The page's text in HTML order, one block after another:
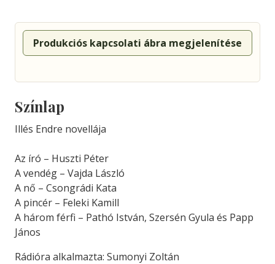
Produkciós kapcsolati ábra megjelenítése
Színlap
Illés Endre novellája
Az író – Huszti Péter
A vendég – Vajda László
A nő – Csongrádi Kata
A pincér – Feleki Kamill
A három férfi – Pathó István, Szersén Gyula és Papp
János
Rádióra alkalmazta: Sumonyi Zoltán